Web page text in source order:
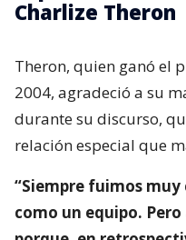
Charlize Theron
Theron, quien ganó el
2004, agradeció a su
durante su discurso,
relación especial que
“Siempre fuimos
como un equipo.